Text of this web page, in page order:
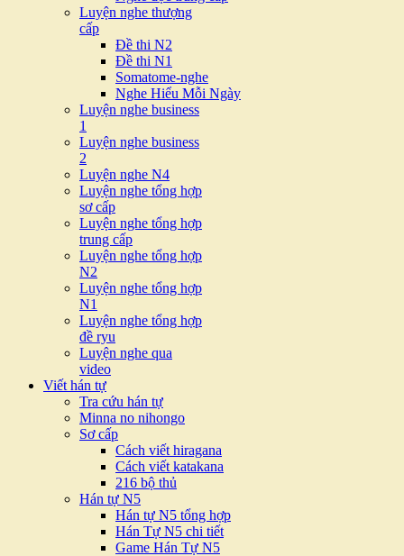
Luyện nghe thượng
cấp
Đề thi N2
Đề thi N1
Somatome-nghe
Nghe Hiểu Mỗi Ngày
Luyện nghe business
1
Luyện nghe business
2
Luyện nghe N4
Luyện nghe tổng hợp
sơ cấp
Luyện nghe tổng hợp
trung cấp
Luyện nghe tổng hợp
N2
Luyện nghe tổng hợp
N1
Luyện nghe tổng hợp
đề ryu
Luyện nghe qua
video
Viết hán tự
Tra cứu hán tự
Minna no nihongo
Sơ cấp
Cách viết hiragana
Cách viết katakana
216 bộ thủ
Hán tự N5
Hán tự N5 tổng hợp
Hán Tự N5 chi tiết
Game Hán Tự N5